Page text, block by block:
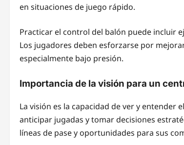
en situaciones de juego rápido.
Practicar el control del balón puede incluir
Los jugadores deben esforzarse por
especialmente bajo presión.
Importancia de la visión para un
La visión es la capacidad de ver y
anticipar jugadas y tomar decisiones
líneas de pase y oportunidades para sus